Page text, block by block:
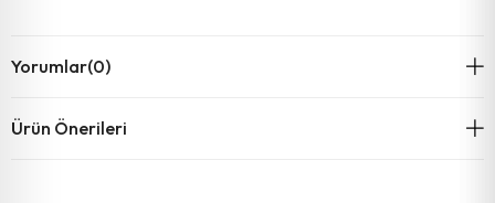
Yorumlar(0)
Ürün Önerileri